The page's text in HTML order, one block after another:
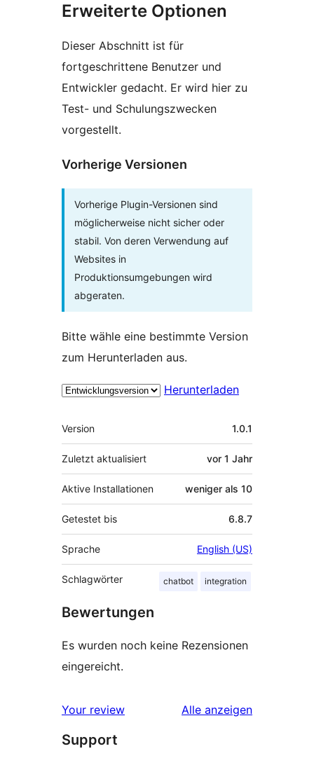
Erweiterte Optionen
Dieser Abschnitt ist für
fortgeschrittene Benutzer und
Entwickler gedacht. Er wird hier zu
Test- und Schulungszwecken
vorgestellt.
Vorherige Versionen
Vorherige Plugin-Versionen sind
möglicherweise nicht sicher oder
stabil. Von deren Verwendung auf
Websites in
Produktionsumgebungen wird
abgeraten.
Bitte wähle eine bestimmte Version
zum Herunterladen aus.
Herunterladen
Meta
Version 1.0.1
Zuletzt aktualisiert vor 1 Jahr
Aktive Installationen weniger als 10
Getestet bis 6.8.7
Sprache English (US)
Schlagwörter chatbot integration
Bewertungen
Es wurden noch keine Rezensionen
eingereicht.
Your review Alle Rezensionen
anzeigen
Support